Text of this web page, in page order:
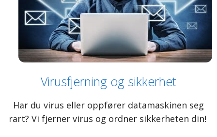
Virusfjerning og sikkerhet
Har du virus eller oppfører datamaskinen seg
rart? Vi fjerner virus og ordner sikkerheten din!